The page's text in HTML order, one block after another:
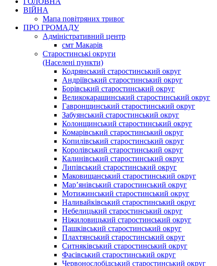
ВІЙНА
Мапа повітряних тривог
ПРО ГРОМАДУ
Aдміністративний центр
смт Макарів
Старостинські округи
(Населені пункти)
Кодрянський старостинський округ
Андріївський старостинський округ
Борівський старостинський округ
Великокарашинський старостинський округ
Гавронщинський старостинський округ
Забуянський старостинський округ
Колонщинський старостинський округ
Комарівський старостинський округ
Копилівський старостинський округ
Королівський старостинський округ
Калинівський старостинський округ
Липівський старостинський округ
Маковищанський старостинський округ
Мар’янівський старостинський округ
Мотижинський старостинський округ
Наливайківський старостинський округ
Небелицький старостинський округ
Ніжиловицький старостинський округ
Пашківський старостинський округ
Плахтянський старостинський округ
Ситняківський старостинський округ
Фасівський старостинський округ
Червонослобідський старостинський округ